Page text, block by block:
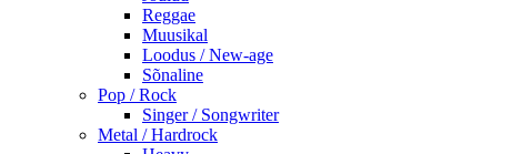
Reggae
Muusikal
Loodus / New-age
Sõnaline
Pop / Rock
Singer / Songwriter
Metal / Hardrock